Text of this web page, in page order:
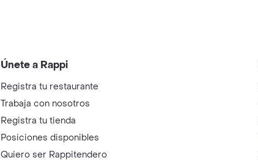
Únete a Rappi
Registra tu restaurante
Trabaja con nosotros
Registra tu tienda
Posiciones disponibles
Quiero ser Rappitendero